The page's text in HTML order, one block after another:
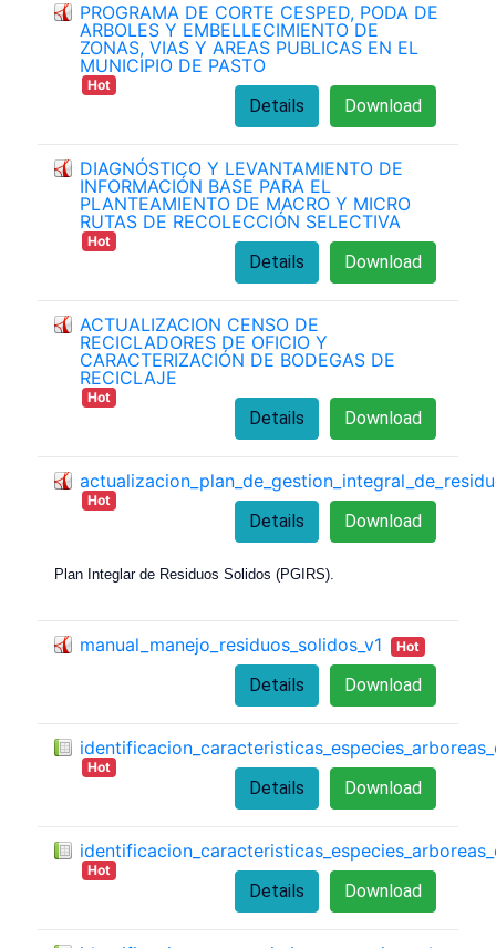
PROGRAMA DE CORTE CESPED, PODA DE
ARBOLES Y EMBELLECIMIENTO DE
ZONAS, VIAS Y AREAS PUBLICAS EN EL
MUNICIPIO DE PASTO
Hot
Download
Details
DIAGNÓSTICO Y LEVANTAMIENTO DE
INFORMACIÓN BASE PARA EL
PLANTEAMIENTO DE MACRO Y MICRO
RUTAS DE RECOLECCIÓN SELECTIVA
Hot
Download
Details
ACTUALIZACION CENSO DE
RECICLADORES DE OFICIO Y
CARACTERIZACIÓN DE BODEGAS DE
RECICLAJE
Hot
Download
Details
Hot
Download
Details
Plan Integlar de Residuos Solidos (PGIRS).
manual_manejo_residuos_solidos_v1 Hot
Download
Details
Hot
Download
Details
Hot
Download
Details